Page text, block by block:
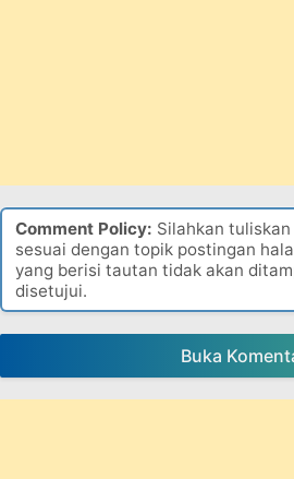
Comment Policy: Silahkan
sesuai dengan topik postingan
yang berisi tautan tidak akan
disetujui.
Buka